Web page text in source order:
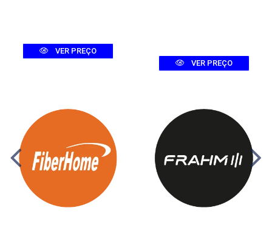
VER PREÇO
VER PREÇO